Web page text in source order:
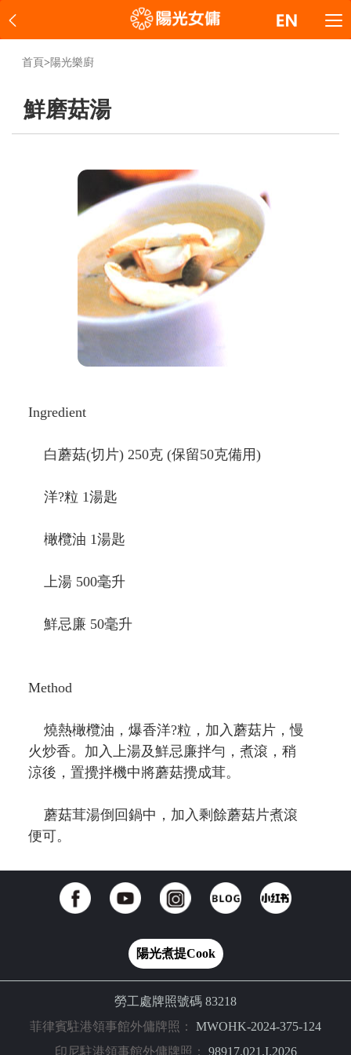
首頁> 陽光樂廚
鮮磨菇湯
Ingredient
白蘑菇(切片) 250克 (保留50克備用)
洋?粒 1湯匙
橄欖油 1湯匙
上湯 500毫升
鮮忌廉 50毫升
Method
燒熱橄欖油，爆香洋?粒，加入蘑菇片，慢
火炒香。加入上湯及鮮忌廉拌勻，煮滾，稍
涼後，置攪拌機中將蘑菇攪成茸。
蘑菇茸湯倒回鍋中，加入剩餘蘑菇片煮滾
便可。
陽光煮提Cook
勞工處牌照號碼 83218
菲律賓駐港領事館外傭牌照： MWOHK-2024-375-124
印尼駐港領事館外傭牌照： 98917.021.I.2026